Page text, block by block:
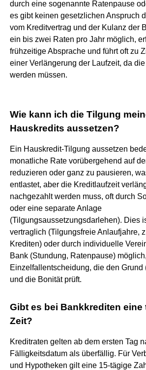
durch eine sogenannte Ratenpause
es gibt keinen gesetzlichen Anspruch
vom Kreditvertrag und der Kulanz der
ein bis zwei Raten pro Jahr möglich,
frühzeitige Absprache und führt oft zu
einer Verlängerung der Laufzeit, da
werden müssen.
Wie kann ich die Tilgung
Hauskredits aussetzen?
Ein Hauskredit-Tilgung aussetzen
monatliche Rate vorübergehend auf
reduzieren oder ganz zu pausieren,
entlastet, aber die Kreditlaufzeit
nachgezahlt werden muss, oft durch
oder eine separate Anlage
(Tilgungsaussetzungsdarlehen). Dies
vertraglich (Tilgungsfreie Anlaufjahre,
Krediten) oder durch individuelle
Bank (Stundung, Ratenpause)
Einzelfallentscheidung, die den Grund
und die Bonität prüft.
Gibt es bei Bankkrediten
Zeit?
Kreditraten gelten ab dem ersten Tag
Fälligkeitsdatum als überfällig. Für
und Hypotheken gilt eine 15-tägige